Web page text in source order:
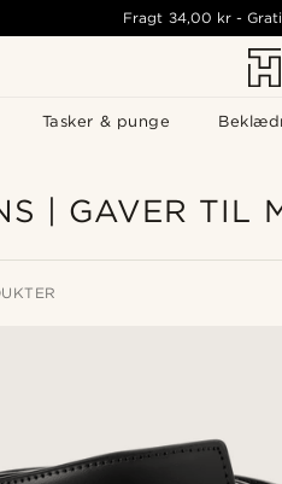
Tasker & punge
Fragt 34,00 kr-
| GAVER TIL